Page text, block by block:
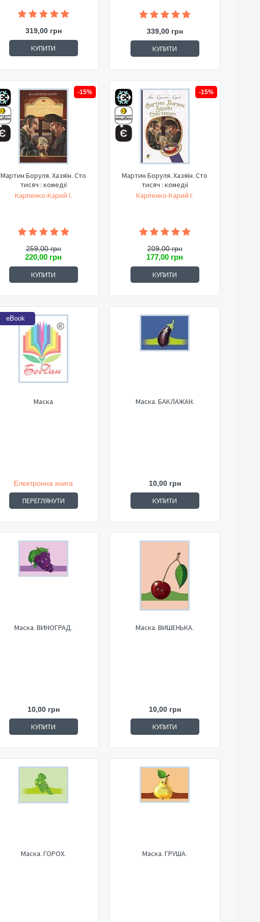
319,00 грн
КУПИТИ
339,00 грн
КУПИТИ
-15%
Мартин Боруля. Хазяїн. Сто
тисяч : комедії
Карпенко-Карий І.
259,00 грн
220,00 грн
КУПИТИ
-15%
Мартин Боруля. Хазяїн. Сто
тисяч : комедії
Карпенко-Карий І.
209,00 грн
177,00 грн
КУПИТИ
eBook
Маска
Електронна книга
ПЕРЕГЛЯНУТИ
Маска. БАКЛАЖАН.
10,00 грн
КУПИТИ
Маска. ВИНОГРАД.
10,00 грн
КУПИТИ
Маска. ВИШЕНЬКА.
10,00 грн
КУПИТИ
Маска. ГОРОХ. Маска. ГРУША.